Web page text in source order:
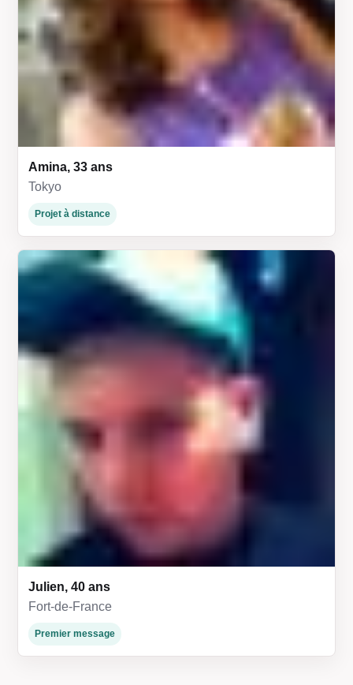
Amina, 33 ans
Tokyo
Projet à distance
Julien, 40 ans
Fort-de-France
Premier message